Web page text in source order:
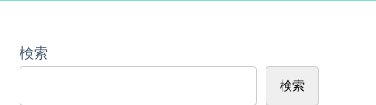
検索
検索